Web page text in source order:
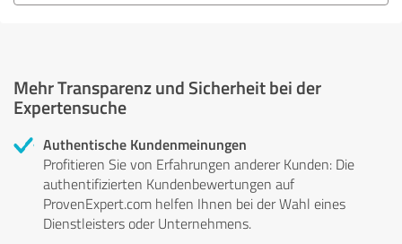
Mehr Transparenz und Sicherheit bei der
Expertensuche
Authentische Kundenmeinungen
Profitieren Sie von Erfahrungen anderer Kunden: Die
authentifizierten Kundenbewertungen auf
ProvenExpert.com helfen Ihnen bei der Wahl eines
Dienstleisters oder Unternehmens.